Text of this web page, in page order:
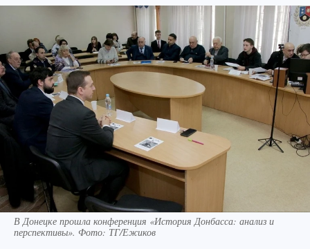
В Донецке прошла конференция «История Донбасса: анализ и
перспективы». Фото: ТГ/Ежиков